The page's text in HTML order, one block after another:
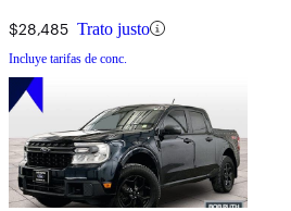
$28,485 Trato justo
Incluye tarifas de conc.